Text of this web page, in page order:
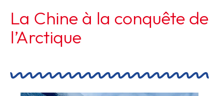
La Chine à la conquête de
l’Arctique